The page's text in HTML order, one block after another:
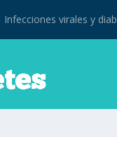
Infecciones virales y